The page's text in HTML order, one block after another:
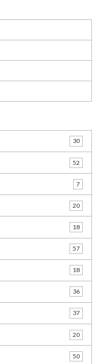
30
52
7
20
18
57
18
36
37
20
50